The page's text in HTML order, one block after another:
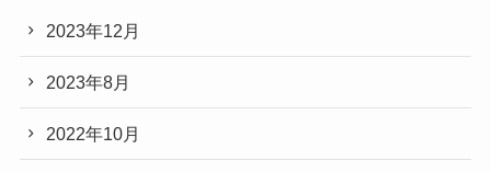
2023年12月
2023年8月
2022年10月